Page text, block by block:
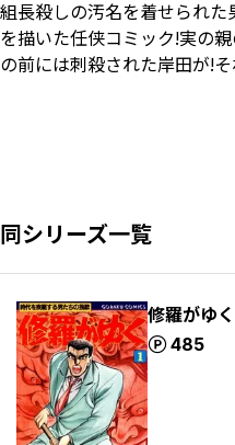
組長殺しの汚名を着せられ
を描いた任侠コミック!実の
の前には刺殺された岸田が!
同シリーズ一覧
修羅がゆ
485
ポイント